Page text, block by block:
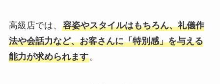
高級店では、 容姿やスタイルはもちろん、礼儀作
法や会話力など、お客さんに「特別感」を与える
能力が求められます。